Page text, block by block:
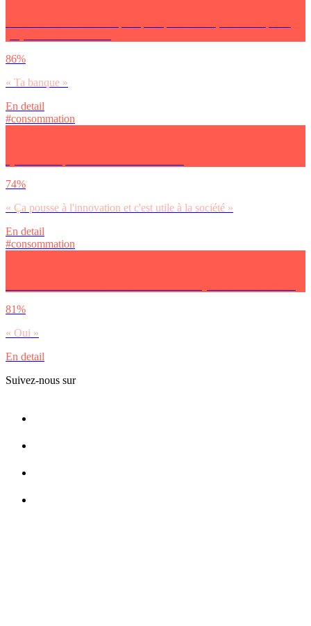
86%
« Ta banque »
En detail
#consommation
74%
« Ça pousse à l'innovation et c'est utile à la société »
En detail
#consommation
81%
« Oui »
En detail
Suivez-nous sur